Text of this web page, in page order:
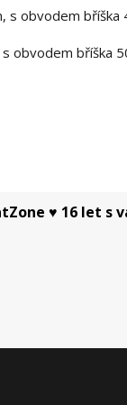
s obvodem bříška
obvodem bříška
♥ 16 let s